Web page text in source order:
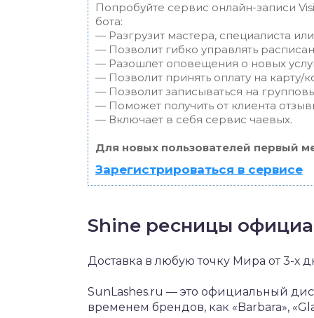
Попробуйте сервис онлайн-записи
бота:
— Разгрузит мастера, специалиста
— Позволит гибко управлять
— Разошлет оповещения о новых
— Позволит принять оплату на карту/
— Позволит записываться на
— Поможет получить от клиента
— Включает в себя сервис чаевых.
Для новых пользователей первый
Зарегистрироваться в сервисе
Shine ресницы
Доставка в любую точку Мира от 3-х
SunLashes.ru — это официальный
временем брендов, как «Barbara»,